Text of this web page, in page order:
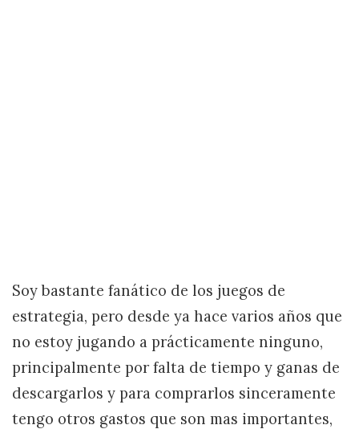
Soy bastante fanático de los juegos de
estrategia, pero desde ya hace varios años que
no estoy jugando a prácticamente ninguno,
principalmente por falta de tiempo y ganas de
descargarlos y para comprarlos sinceramente
tengo otros gastos que son mas importantes,